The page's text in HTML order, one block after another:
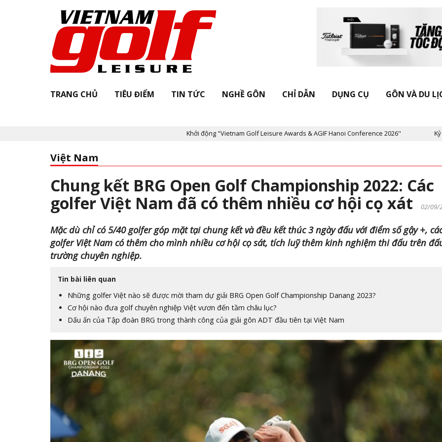
TRANG CHỦ TIÊU ĐIỂM TIN TỨC NGHỀ GÔN CHỈ DẪN DỤNG CỤ GÔN VÀ DU
Khởi động "Vietnam Golf Leisure Awards & AGIF Hanoi Conference 2026" Kỷ niệm 20 năm
Việt Nam
Chung kết BRG Open Golf Championship 2022: Các
golfer Việt Nam đã có thêm nhiều cơ hội cọ xát
02/09/
Mặc dù chỉ có 5/40 golfer góp mặt tại chung kết và đều kết thúc 3 ngày đấu với điểm số gậy +,
golfer Việt Nam có thêm cho mình nhiều cơ hội cọ sát, tích luỹ thêm kinh nghiệm thi đấu trên
trường chuyên nghiệp.
Tin bài liên quan
Những golfer Việt nào sẽ được mời tham dự giải BRG Open Golf Championship Danang 2023?
Cơ hội nào đưa golf chuyên nghiệp Việt vươn đến tầm châu lục?
Dấu ấn của Tập đoàn BRG trong thành công của giải gôn ADT đầu tiên tại Việt Nam